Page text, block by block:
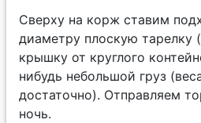
Сверху на корж ставим
диаметру плоскую тарелку
крышку от круглого
нибудь небольшой груз
достаточно). Отправляем
ночь.